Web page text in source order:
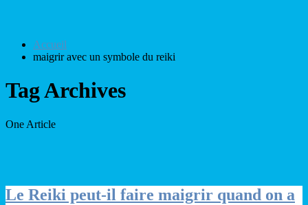
Accueil
maigrir avec un symbole du reiki
Tag Archives
One Article
Le Reiki peut-il faire maigrir quand on a